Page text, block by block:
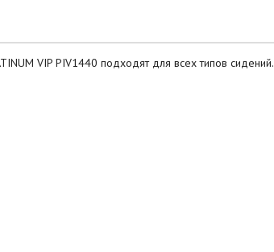
VIP PIV1440 подходят для всех типов сидений.